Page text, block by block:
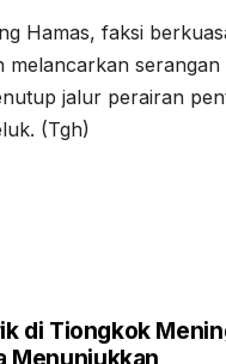
Hamas, faksi
melancarkan
jalur perairan
(Tgh)
di Tiongkok